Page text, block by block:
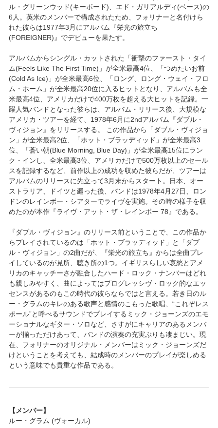
ル・グリーンウッド(キーボード)、エド・ガリアルディ(ベース)の
6人。英米のメンバーで構成されたため、フォリナーと名付けら
れた彼らは1977年3月にアルバム『栄光の旅立ち
(FOREIGNER)』でデビューを果たす。
アルバムからシングル・カットされた「衝撃のファースト・タイ
ム(Feels Like The First Time)」が全米最高4位、「つめたいお前
(Cold As Ice)」が全米最高6位、「ロング、ロング・ウェイ・フロ
ム・ホーム」が全米最高20位に入るヒットとなり、アルバムも全
米最高4位、アメリカだけで400万枚を超える大ヒットを記録。一
躍人気バンドとなった彼らは、アルバム・リリース後、大規模な
アメリカ・ツアーを経て、1978年6月に2ndアルバム『ダブル・
ヴィジョン』をリリースする。 この作品から「ダブル・ヴィジョ
ン」が全米最高2位、「ホット・ブラッディッド」が全米最高3
位、「蒼い朝(Blue Morning, Blue Day)」が全米最高15位にラン
ク・インし、全米最高3位、アメリカだけで500万枚以上のセール
スを記録するなど、前作以上の成功を収めた彼らだが、ツアーは
アルバムのリリースに先立って3月末からスタート。日本、オー
ストラリア、ドイツと廻った後、バンドは1978年4月27日、ロン
ドンのレインボー・シアターでライヴを実施。その時の様子を収
めたのが本作『ライヴ・アット・ザ・レインボー 78』である。
『ダブル・ヴィジョン』のリリース前ということで、この作品か
らプレイされているのは「ホット・ブラッディッド」と「ダブ
ル・ヴィジョン」の2曲だが、『栄光の旅立ち』からは全曲プレ
イしているのが見所、聴き所の1つ。イギリスらしい哀愁とアメ
リカのキャッチーさが融合したハード・ロック・ナンバーはどれ
も親しみやすく、曲によってはプログレッシヴ・ロック的なエッ
センスがあるのもこの時代の彼らならではと言える。若き日のル
ー・グラムのキレのある歌声と感情のこもった歌唱、“これぞレス
ポール”と呼べるサウンドでプレイするミック・ジョーンズのエモ
ーショナルなギター・ソロなど、さすがにキャリアのあるメンバ
ーが揃っただけあって、バンドの演奏の充実ぶりも凄まじい。現
在、フォリナーのオリジナル・メンバーはミック・ジョーンズだ
けということを考えても、結成時のメンバーのプレイが楽しめる
という意味でも貴重な作品である。
【メンバー】
ルー・グラム (ヴォーカル)